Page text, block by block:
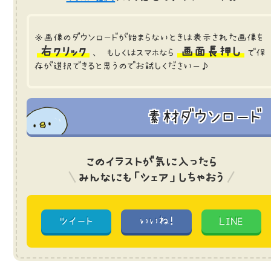
※画像のダウンロードが始まらないときは表示された画像を
右クリック 、 もしくはスマホなら 画面長押し
で保
存が選択できると思うのでお試しくださいー♪
素材ダウンロード
このイラストが気に入ったら
みんなにも「シェア」しちゃおう
ツイート いいね! LINE